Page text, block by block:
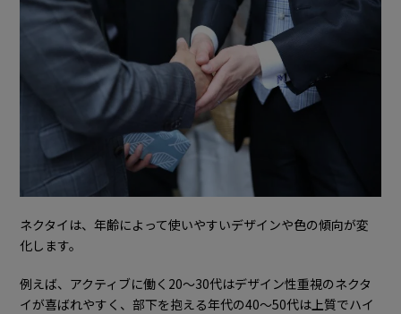
ネクタイは、年齢によって使いやすいデザインや色の傾向が変
化します。
例えば、アクティブに働く20〜30代はデザイン性重視のネクタ
イが喜ばれやすく、部下を抱える年代の40〜50代は上質でハイ